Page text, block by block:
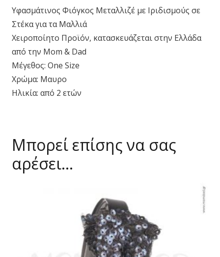
Υφασμάτινος Φιόγκος Μεταλλιζέ με Ιριδισμούς σε
Στέκα για τα Μαλλιά
Χειροποίητο Προϊόν, κατασκευάζεται στην Ελλάδα
από την Mom & Dad
Μέγεθος: One Size
Χρώμα: Μαυρο
Ηλικία: από 2 ετών
Μπορεί επίσης να σας
αρέσει…